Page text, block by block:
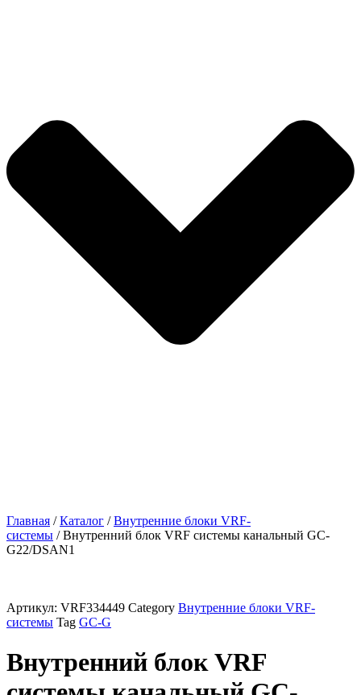
Главная /Каталог /Внутренние блоки VRF-
cистемы / Внутренний блок VRF системы канальный GC-
G22/DSAN1
Артикул: VRF334449 Category Внутренние блоки VRF-
cистемы Tag GC-G
Внутренний блок VRF